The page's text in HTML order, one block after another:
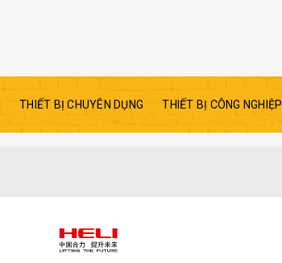
THIẾT BỊ CHUYÊN DỤNG THIẾT BỊ CÔNG NGHIỆP